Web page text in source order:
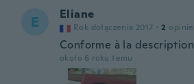
E Eliane
Rok dołączenia 2017 · 2 opinie
Conforme à la description
około 6 roku temu